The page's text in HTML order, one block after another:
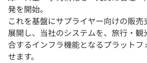
発を開始。
これを基盤にサプライヤー向けの販売
展開し、当社のシステムを、旅行・
合するインフラ機能となるプラットフ
せます。